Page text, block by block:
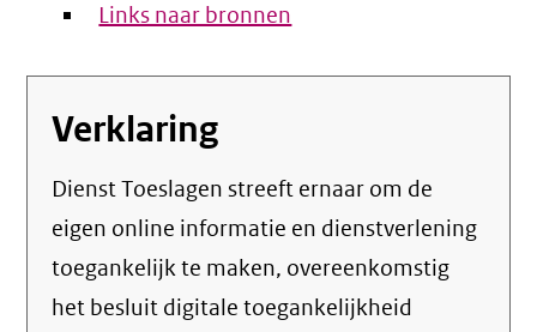
Links naar bronnen
Verklaring
Dienst Toeslagen streeft ernaar om de
eigen online informatie en dienstverlening
toegankelijk te maken, overeenkomstig
het besluit digitale toegankelijkheid